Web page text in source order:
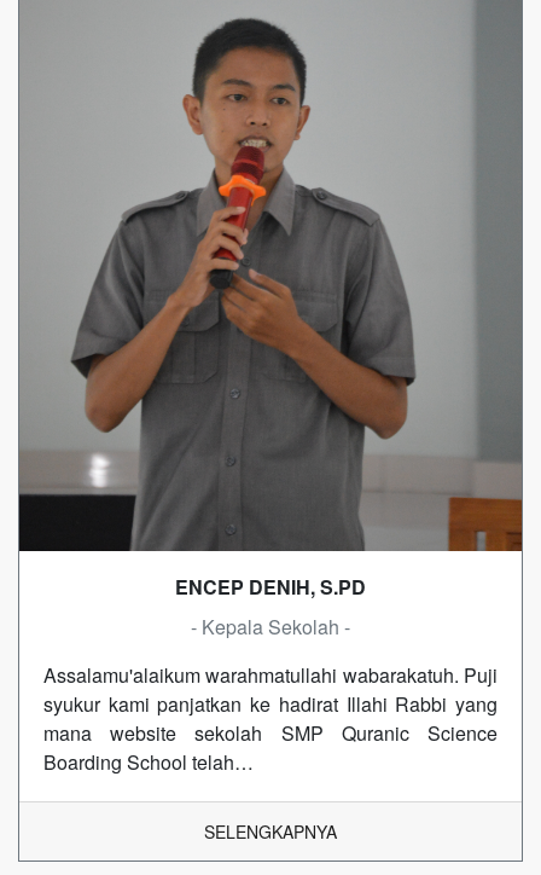
ENCEP DENIH, S.PD
- Kepala Sekolah -
Assalamu'alaikum warahmatullahi wabarakatuh. Puji
syukur kami panjatkan ke hadirat Illahi Rabbi yang
mana website sekolah SMP Quranic Science
Boarding School telah…
SELENGKAPNYA